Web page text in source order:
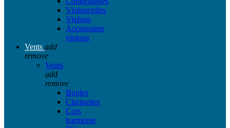
Violoncelles
Violons
Accessoires
violons
Vents add
remove
Vents
add
remove
Bugles
Clarinettes
Cors
harmonie